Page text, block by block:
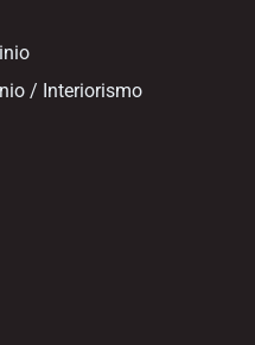
/ Interiorismo